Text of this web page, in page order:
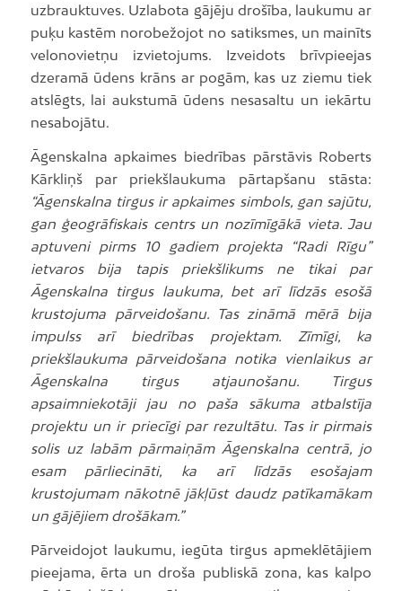
uzbrauktuves. Uzlabota gājēju drošība, laukumu ar
puķu kastēm norobežojot no satiksmes, un mainīts
velonovietņu izvietojums. Izveidots brīvpieejas
dzeramā ūdens krāns ar pogām, kas uz ziemu tiek
atslēgts, lai aukstumā ūdens nesasaltu un iekārtu
nesabojātu.
Āgenskalna apkaimes biedrības pārstāvis Roberts
Kārkliņš par priekšlaukuma pārtapšanu stāsta:
“Āgenskalna tirgus ir apkaimes simbols, gan sajūtu,
gan ģeogrāfiskais centrs un nozīmīgākā vieta. Jau
aptuveni pirms 10 gadiem projekta “Radi Rīgu”
ietvaros bija tapis priekšlikums ne tikai par
Āgenskalna tirgus laukuma, bet arī līdzās esošā
krustojuma pārveidošanu. Tas zināmā mērā bija
impulss arī biedrības projektam. Zīmīgi, ka
priekšlaukuma pārveidošana notika vienlaikus ar
Āgenskalna tirgus atjaunošanu. Tirgus
apsaimniekotāji jau no paša sākuma atbalstīja
projektu un ir priecīgi par rezultātu. Tas ir pirmais
solis uz labām pārmaiņām Āgenskalna centrā, jo
esam pārliecināti, ka arī līdzās esošajam
krustojumam nākotnē jākļūst daudz patīkamākam
un gājējiem drošākam.”
Pārveidojot laukumu, iegūta tirgus apmeklētājiem
pieejama, ērta un droša publiskā zona, kas kalpo